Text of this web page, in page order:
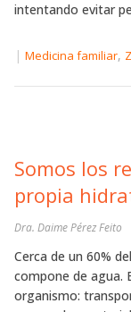
intentando evitar
| Medicina familiar,
Somos los
propia
Dra. Daime Pérez Feito
Cerca de un 60%
compone de agua.
organismo: